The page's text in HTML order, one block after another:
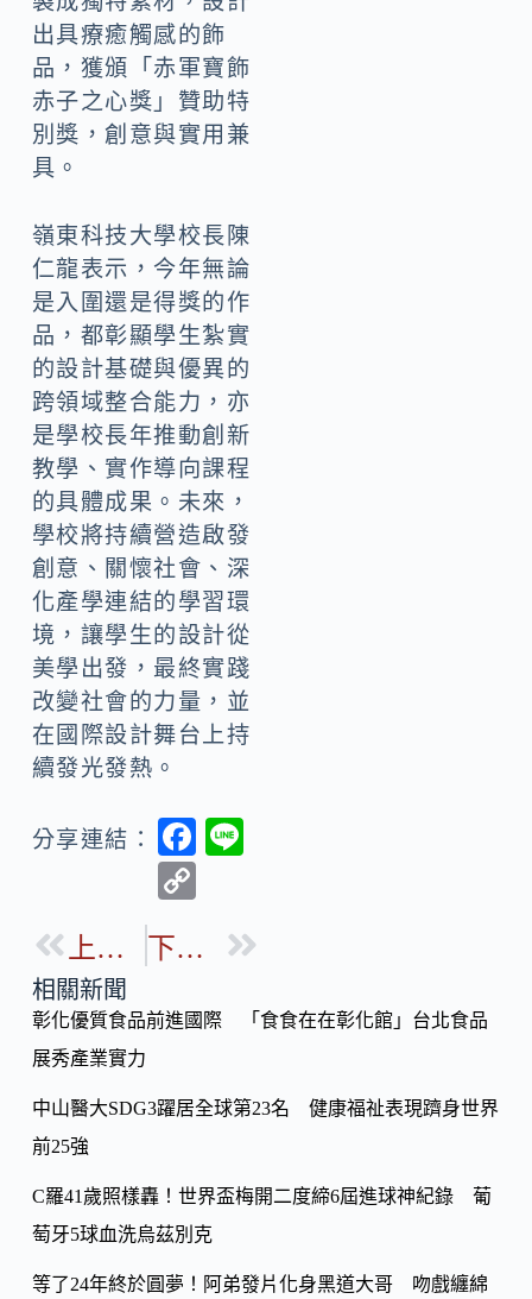
出具療癒觸感的飾
品，獲頒「赤軍寶飾
赤子之心獎」贊助特
別獎，創意與實用兼
具。
嶺東科技大學校長陳
仁龍表示，今年無論
是入圍還是得獎的作
品，都彰顯學生紮實
的設計基礎與優異的
跨領域整合能力，亦
是學校長年推動創新
教學、實作導向課程
的具體成果。未來，
學校將持續營造啟發
創意、關懷社會、深
化產學連結的學習環
境，讓學生的設計從
美學出發，最終實踐
改變社會的力量，並
在國際設計舞台上持
續發光發熱。
分享連結：
F
b
o
p
Li
k
上一篇 下一篇
相關新聞
彰化優質食品前進國際 「食食在在彰化館」台北食品
展秀產業實力
中山醫大SDG3躍居全球第23名 健康福祉表現躋身世界
前25強
C羅41歲照樣轟！世界盃梅開二度締6屆進球神紀錄 葡
萄牙5球血洗烏茲別克
等了24年終於圓夢！阿弟發片化身黑道大哥 吻戲纏綿